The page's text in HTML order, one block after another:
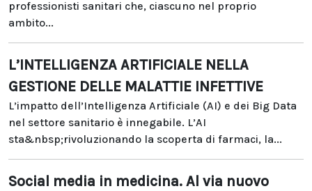
professionisti sanitari che, ciascuno nel proprio
ambito...
L’INTELLIGENZA ARTIFICIALE NELLA
GESTIONE DELLE MALATTIE INFETTIVE
L’impatto dell’Intelligenza Artificiale (AI) e dei Big Data
nel settore sanitario è innegabile. L’AI
sta&nbsp;rivoluzionando la scoperta di farmaci, la...
Social media in medicina. Al via nuovo